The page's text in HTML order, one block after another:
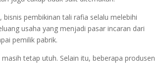
pembikinan tali rafia selalu melebihi
usaha yang menjadi pasar incaran dari
pemilik pabrik.
tetap utuh. Selain itu, beberapa produsen